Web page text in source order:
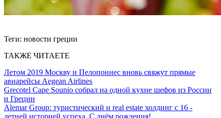
Теги: новости греции
ТАКЖЕ ЧИТАЕТЕ
Летом 2019 Москву и Пелопоннес вновь свяжут прямые
авиарейсы Aegean Airlines
Grecotel Cape Sounio собрал на одной кухне шефов из России
и Греции
Alemar Group: туристический и real estate холдинг с 16 -
летней историей успеха. С днём рождения!